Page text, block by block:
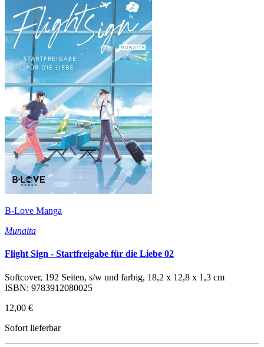
B-Love Manga
Munaita
Flight Sign - Startfreigabe für die Liebe 02
Softcover, 192 Seiten, s/w und farbig, 18,2 x 12,8 x 1,3 cm
ISBN: 9783912080025
12,00 €
Sofort lieferbar